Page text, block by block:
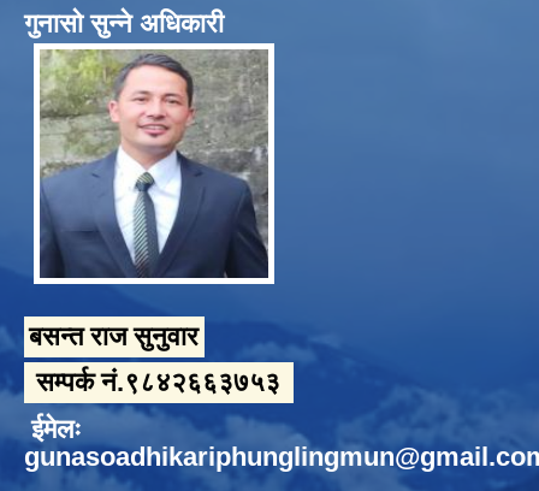
गुनासो सुन्ने अधिकारी
बसन्त राज सुनुवार
सम्पर्क नं.९८४२६६३७५३
ईमेलः